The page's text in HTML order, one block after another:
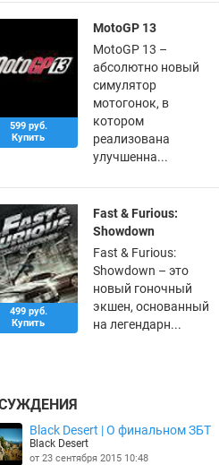
599 руб.
Купить
MotoGP 13
MotoGP 13 –
абсолютно новый
симулятор
мотогонок, в
котором
реализована
улучшенна...
499 руб.
Купить
Fast & Furious:
Showdown
Fast & Furious:
Showdown – это
новый гоночный
экшен, основанный
на легендарн...
Black Desert | О финальном ЗБТ
Black Desert
от 23 сентября 2015 10:48